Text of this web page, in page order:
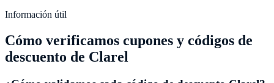
Información útil
Cómo verificamos cupones y códigos de
descuento de Clarel